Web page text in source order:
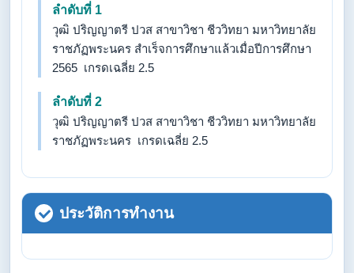
ลำดับที่ 1
วุฒิ ปริญญาตรี ปวส สาขาวิชา ชีววิทยา มหาวิทยาลัย
ราชภัฏพระนคร สำเร็จการศึกษาแล้วเมื่อปีการศึกษา
2565 เกรดเฉลี่ย 2.5
ลำดับที่ 2
วุฒิ ปริญญาตรี ปวส สาขาวิชา ชีววิทยา มหาวิทยาลัย
ราชภัฏพระนคร เกรดเฉลี่ย 2.5
ประวัติการทำงาน